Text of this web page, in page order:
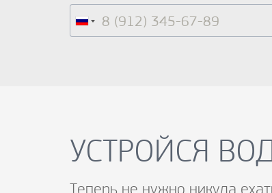
УСТРОЙСЯ
Теперь не нужно никуда